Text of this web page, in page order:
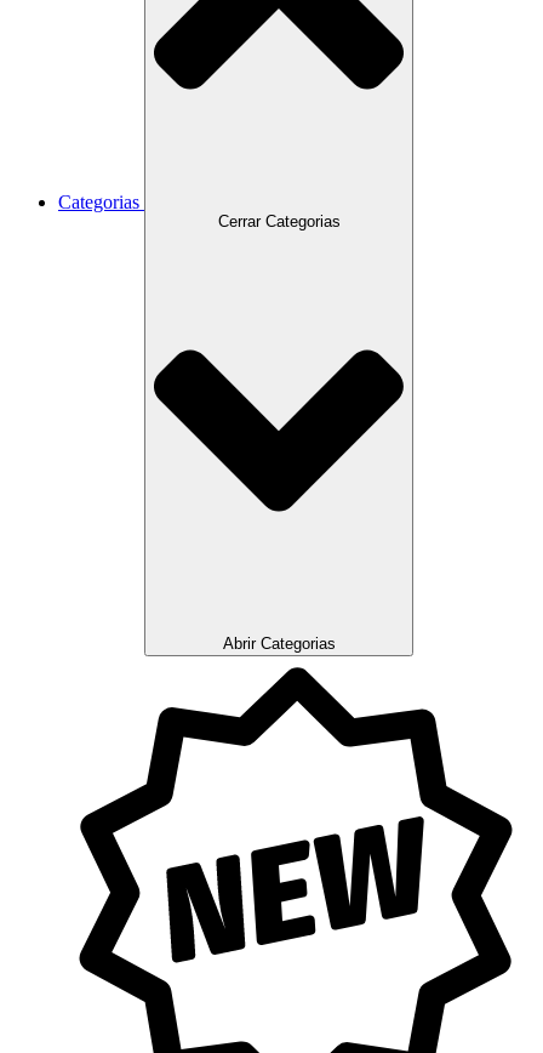
Categorias
Cerrar Categorias
Abrir Categorias